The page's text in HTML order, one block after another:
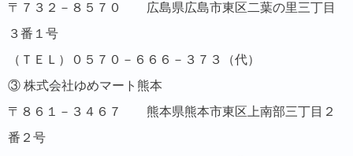
〒７３２－８５７０ 広島県広島市東区二葉の里三丁目
３番１号
（ＴＥＬ）０５７０－６６６－３７３（代）
③ 株式会社ゆめマート熊本
〒８６１－３４６７ 熊本県熊本市東区上南部三丁目２
番２号